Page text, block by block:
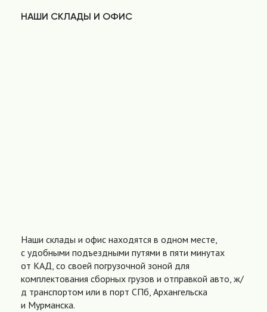
НАШИ СКЛАДЫ И ОФИС
Наши склады и офис находятся в одном месте,
с удобными подъездными путями в пяти минутах
от КАД, со своей погрузочной зоной для
комплектования сборных грузов и отправкой авто, ж/
д транспортом или в порт СПб, Архангельска
и Мурманска.